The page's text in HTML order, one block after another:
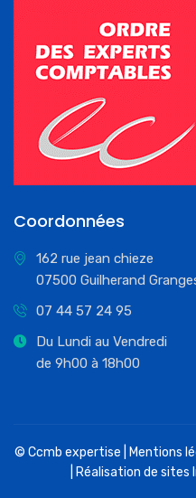
Coordonnées
162 rue jean chieze
07500 Guilherand
07 44 57 24 95
Du Lundi au Vendredi
de 9h00 à 18h00
© Ccmb expertise | Mentions
| Réalisation de